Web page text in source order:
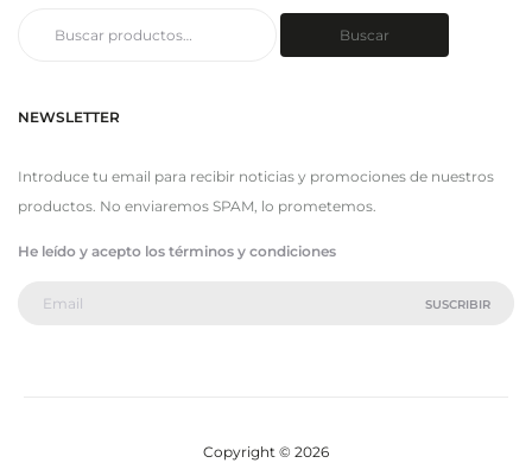
Buscar
NEWSLETTER
Introduce tu email para recibir noticias y promociones de nuestros
productos. No enviaremos SPAM, lo prometemos.
He leído y acepto los términos y condiciones
Copyright © 2026